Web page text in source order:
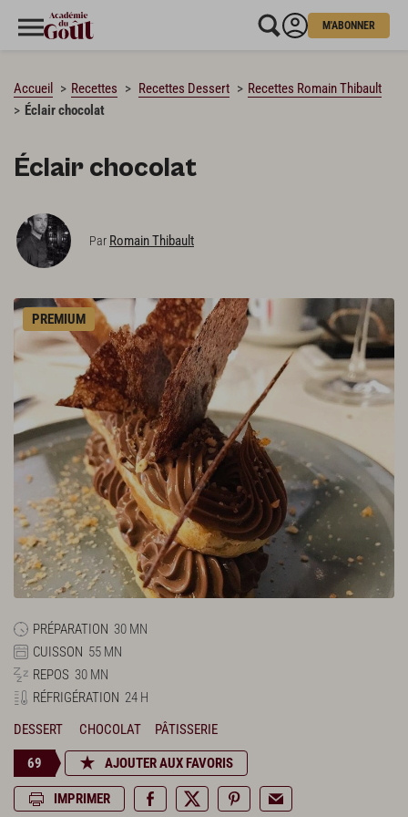
M'ABONNER
Accueil Recettes Recettes Dessert
Recettes Romain Thibault
Éclair chocolat
Éclair chocolat
Par Romain Thibault
PREMIUM
PRÉPARATION 30 MN
CUISSON 55 MN
REPOS 30 MN
RÉFRIGÉRATION 24 H
DESSERT
CHOCOLAT PÂTISSERIE
69 AJOUTER AUX FAVORIS
IMPRIMER
CHARGEMENT…